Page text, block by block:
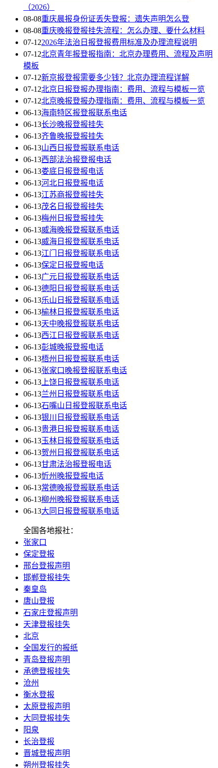
（2026）
08-08重庆晨报身份证丢失登报：遗失声明怎么登
08-08重庆晚报登报挂失流程：怎么办理、要什么材料
07-122026年法治日报登报费用标准及办理流程说明
07-12北京青年报登报指南：北京办理费用、流程及声明
模板
07-12新京报登报需要多少钱？北京办理流程详解
07-12北京日报登报办理指南：费用、流程与模板一览
07-12北京晚报登报办理指南：费用、流程与模板一览
06-13海南特区报登报联系电话
06-13长沙晚报登报挂失
06-13齐鲁晚报登报挂失
06-13山西日报登报联系电话
06-13西部法治报登报电话
06-13娄底日报登报电话
06-13河北日报登报电话
06-13江苏商报登报挂失
06-13茂名日报登报挂失
06-13梅州日报登报挂失
06-13威海晚报登报联系电话
06-13威海日报登报联系电话
06-13江门日报登报联系电话
06-13保定日报登报电话
06-13广元日报登报联系电话
06-13德阳日报登报联系电话
06-13乐山日报登报联系电话
06-13榆林日报登报联系电话
06-13天中晚报登报联系电话
06-13西江日报登报联系电话
06-13彭城晚报登报电话
06-13梧州日报登报联系电话
06-13张家口晚报登报联系电话
06-13 上饶日报登报联系电话
06-13兰州日报登报联系电话
06-13石嘴山日报登报联系电话
06-13银川日报登报联系电话
06-13贵港日报登报联系电话
06-13玉林日报登报联系电话
06-13贺州日报登报联系电话
06-13甘肃法治报登报电话
06-13忻州晚报登报电话
06-13常德晚报登报联系电话
06-13柳州晚报登报联系电话
06-13大同日报登报联系电话
全国各地报社：
张家口
保定登报
邢台登报声明
邯郸登报挂失
秦皇岛
唐山登报
石家庄登报声明
天津登报挂失
北京
全国发行的报纸
青岛登报声明
承德登报挂失
沧州
衡水登报
太原登报声明
大同登报挂失
阳泉
长治登报
晋城登报声明
朔州登报挂失